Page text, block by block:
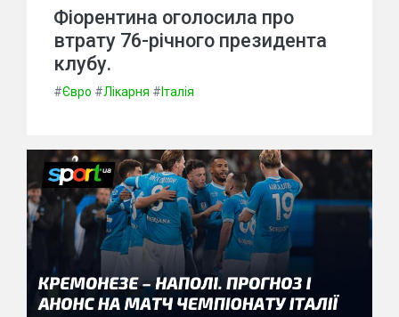
Фіорентина оголосила про
втрату 76-річного президента
клубу.
#Євро #Лікарня # Італія